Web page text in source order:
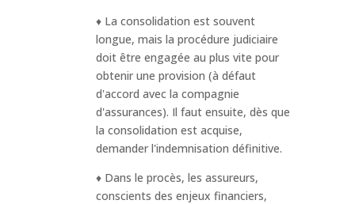
♦ La consolidation est souvent
longue, mais la procédure judiciaire
doit être engagée au plus vite pour
obtenir une provision (à défaut
d'accord avec la compagnie
d'assurances). Il faut ensuite, dès que
la consolidation est acquise,
demander l'indemnisation définitive.
♦ Dans le procès, les assureurs,
conscients des enjeux financiers,